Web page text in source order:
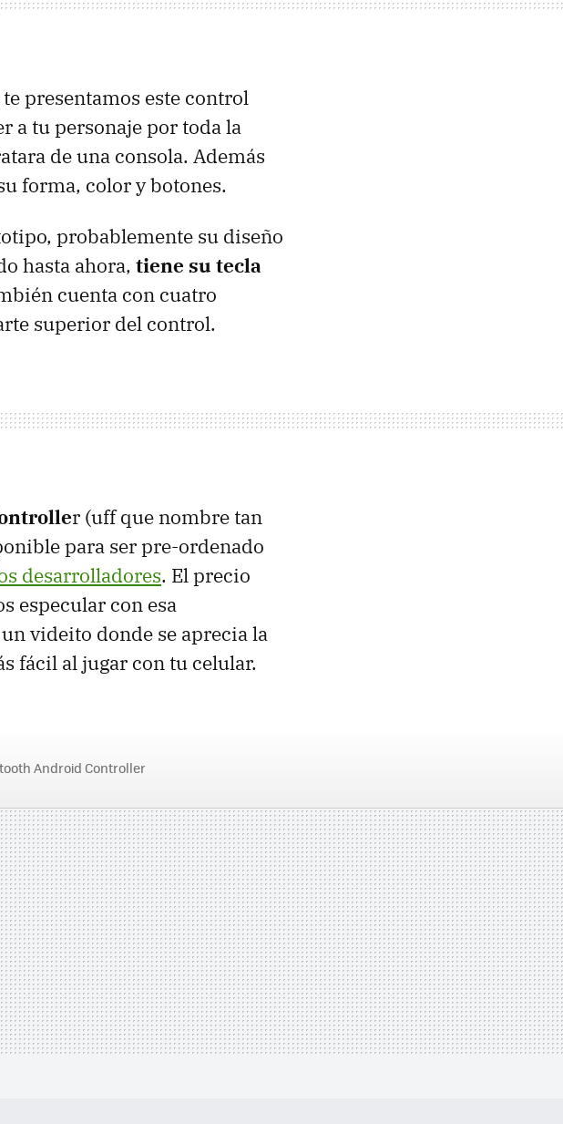
presentamos este control
a tu personaje por toda la
de una consola. Además
forma, color y botones.
probablemente su diseño
hasta ahora, tiene su tecla
cuenta con cuatro
superior del control.
r (uff que nombre tan
para ser pre-ordenado
desarrolladores. El precio
especular con esa
videito donde se aprecia la
fácil al jugar con tu celular.
Android Controller